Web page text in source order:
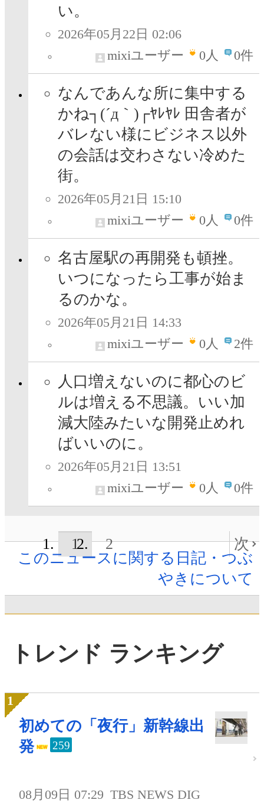
い。
2026年05月22日 02:06
mixiユーザー
0人 0件
なんであんな所に集中する
かね┐(´д｀)┌ﾔﾚﾔﾚ 田舎者が
バレない様にビジネス以外
の会話は交わさない冷めた
街。
2026年05月21日 15:10
mixiユーザー
0人 0件
名古屋駅の再開発も頓挫。
いつになったら工事が始ま
るのかな。
2026年05月21日 14:33
mixiユーザー
0人 2件
人口増えないのに都心のビ
ルは増える不思議。いい加
減大陸みたいな開発止めれ
ばいいのに。
2026年05月21日 13:51
mixiユーザー
0人 0件
1 2
次
このニュースに関する日記・つぶ
やきについて
トレンド ランキング
初めての「夜行」新幹線出
発
259
08月09日 07:29 TBS NEWS DIG